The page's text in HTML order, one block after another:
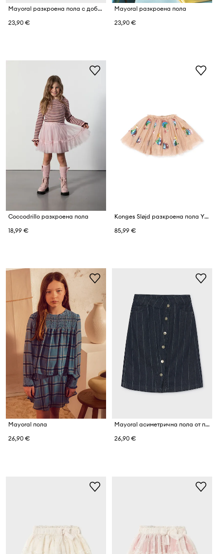
Mayoral разкроена пола с добавена вълна
23,90 €
Mayoral разкроена пола
23,90 €
Coccodrillo разкроена пола
18,99 €
Konges Sløjd разкроена пола YVONNE SKIRT GRS
85,99 €
Mayoral пола
26,90 €
Mayoral асиметрична пола от памук
26,90 €